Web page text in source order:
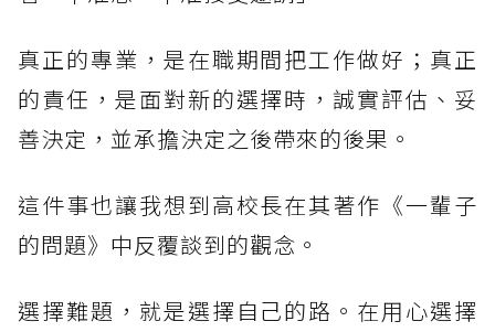
真正的專業，是在職期間把工作做好；真正
的責任，是面對新的選擇時，誠實評估、妥
善決定，並承擔決定之後帶來的後果。
這件事也讓我想到高校長在其著作《一輩子
的問題》中反覆談到的觀念。
選擇難題，就是選擇自己的路。在用心選擇